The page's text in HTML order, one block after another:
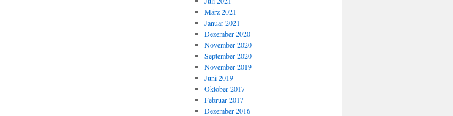
März 2021
Januar 2021
Dezember 2020
November 2020
September 2020
November 2019
Juni 2019
Oktober 2017
Februar 2017
Dezember 2016